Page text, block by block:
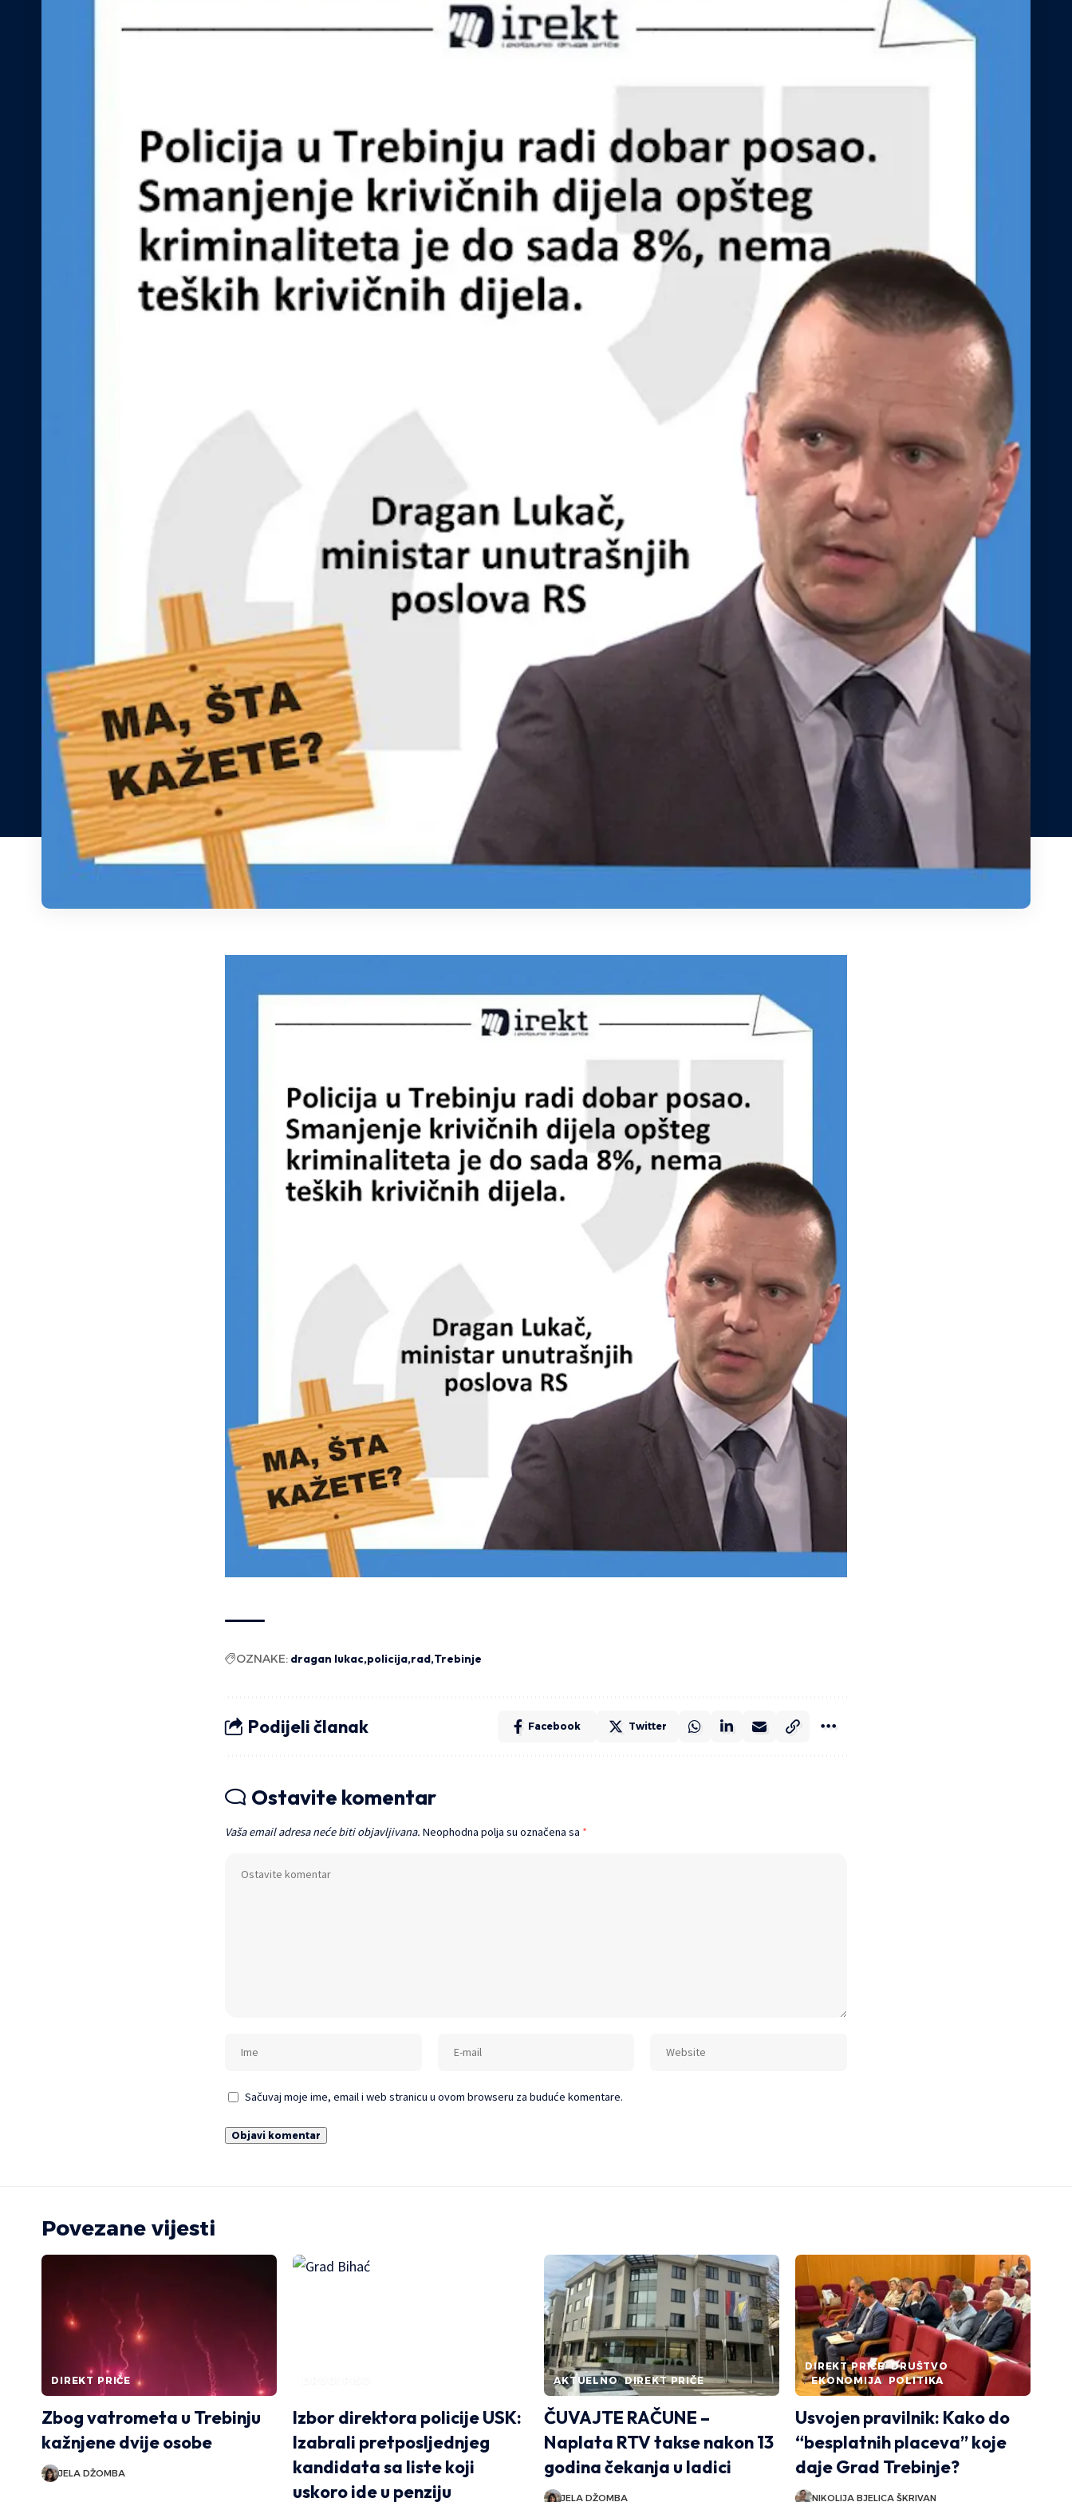
OZNAKE: dragan lukac policija rad Trebinje
Podijeli članak Facebook Twitter
Ostavite komentar
Vaša email adresa neće biti objavljivana. Neophodna polja su označena sa *
Sačuvaj moje ime, email i web stranicu u ovom browseru za buduće komentare.
Povezane vijesti
DIREKT PRIČE
Zbog vatrometa u Trebinju
kažnjene dvije osobe
JELA DŽOMBA
Izbor direktora policije USK:
Izabrali pretposljednjeg
kandidata sa liste koji
uskoro ide u penziju
AKTUELNO DIREKT PRIČE
ČUVAJTE RAČUNE –
Naplata RTV takse nakon 13
godina čekanja u ladici
JELA DŽOMBA
DIREKT PRIČE DRUŠTVO
EKONOMIJA POLITIKA
Usvojen pravilnik: Kako do
“besplatnih placeva” koje
daje Grad Trebinje?
NIKOLIJA BJELICA ŠKRIVAN